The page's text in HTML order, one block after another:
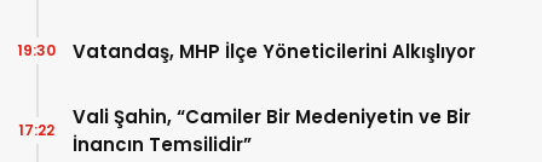
Vatandaş, MHP İlçe Yöneticilerini Alkışlıyor
19:30
Vali Şahin, “Camiler Bir Medeniyetin ve Bir
İnancın Temsilidir”
17:22